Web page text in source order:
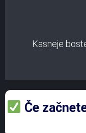
Kasneje
Če